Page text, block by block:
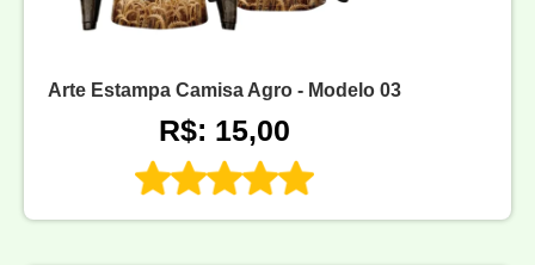
Arte Estampa Camisa Agro - Modelo 03
R$: 15,00